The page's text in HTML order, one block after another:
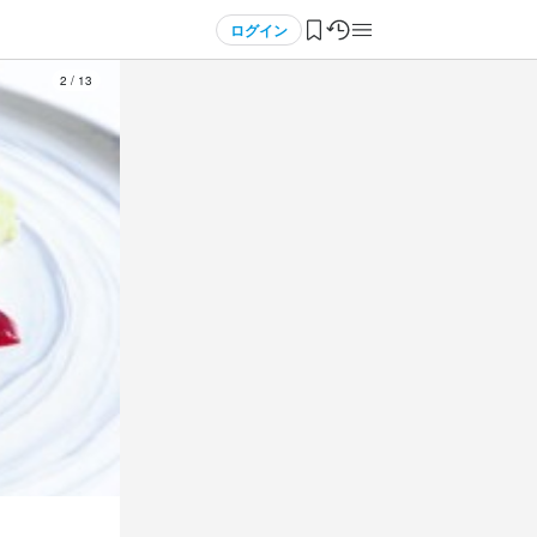
ログイン
3 / 13